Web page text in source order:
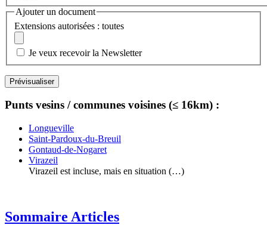
Ajouter un document
Extensions autorisées : toutes
Je veux recevoir la Newsletter
Punts vesins / communes voisines (≤ 16km) :
Longueville
Saint-Pardoux-du-Breuil
Gontaud-de-Nogaret
Virazeil
Virazeil est incluse, mais en situation (…)
Sommaire Articles